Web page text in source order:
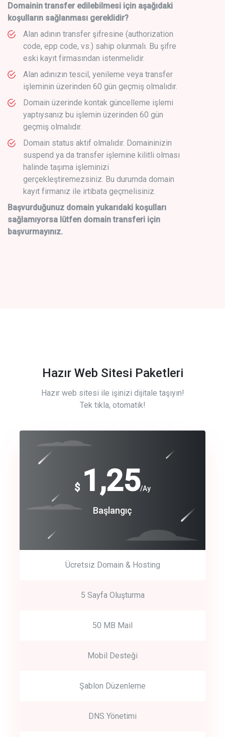
Domainin transfer edilebilmesi için aşağıdaki
koşulların sağlanması gereklidir?
Alan adının transfer şifresine (authorization
code, epp code, vs.) sahip olunmalı. Bu şifre
eski kayıt firmasından istenmelidir.
Alan adınızın tescil, yenileme veya transfer
işleminin üzerinden 60 gün geçmiş olmalıdır.
Domain üzerinde kontak güncelleme işlemi
yaptıysanız bu işlemin üzerinden 60 gün
geçmiş olmalıdır.
Domain status aktif olmalıdır. Domaininizin
suspend ya da transfer işlemine kilitli olması
halinde taşıma işleminizi
gerçekleştiremezsiniz. Bu durumda domain
kayıt firmanız ile irtibata geçmelisiniz.
Başvurduğunuz domain yukarıdaki koşulları
sağlamıyorsa lütfen domain transferi için
başvurmayınız.
Hazır Web Sitesi Paketleri
Hazır web sitesi ile işinizi dijitale taşıyın!
Tek tıkla, otomatik!
$ 1,25/Ay
Başlangıç
Ücretsiz Domain & Hosting
5 Sayfa Oluşturma
50 MB Mail
Mobil Desteği
Şablon Düzenleme
DNS Yönetimi
Free
Basic